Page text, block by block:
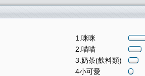
1.咪咪
2.喵喵
3.奶茶(飲料類)
4小可愛